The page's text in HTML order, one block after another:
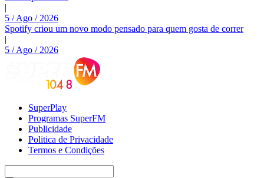
|
5 / Ago / 2026
Spotify criou um novo modo pensado para quem gosta de correr
|
5 / Ago / 2026
SuperPlay
Programas SuperFM
Publicidade
Politica de Privacidade
Termos e Condições